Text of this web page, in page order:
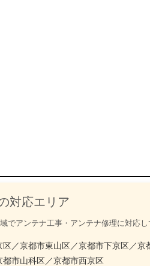
対応エリア
でアンテナ工事・アンテナ修理に対応
／京都市東山区／京都市下京区／京
都市山科区／京都市西京区